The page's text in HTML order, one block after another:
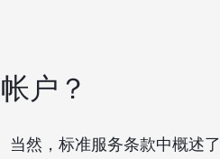
户？
当然，标准服务条款中概述了